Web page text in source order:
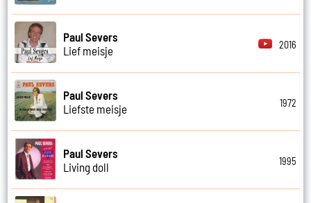
Paul Severs
Lief meisje
2016
Paul Severs
Liefste meisje
1972
Paul Severs
Living doll
1995